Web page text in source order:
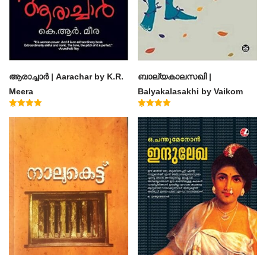
ആരാച്ചാര്‍ | Aarachar by K.R.
Meera
ബാല്യകാലസഖി |
Balyakalasakhi by Vaikom
Muhammad Basheer
4.60
out of 5